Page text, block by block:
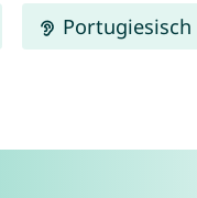
Portugiesisch